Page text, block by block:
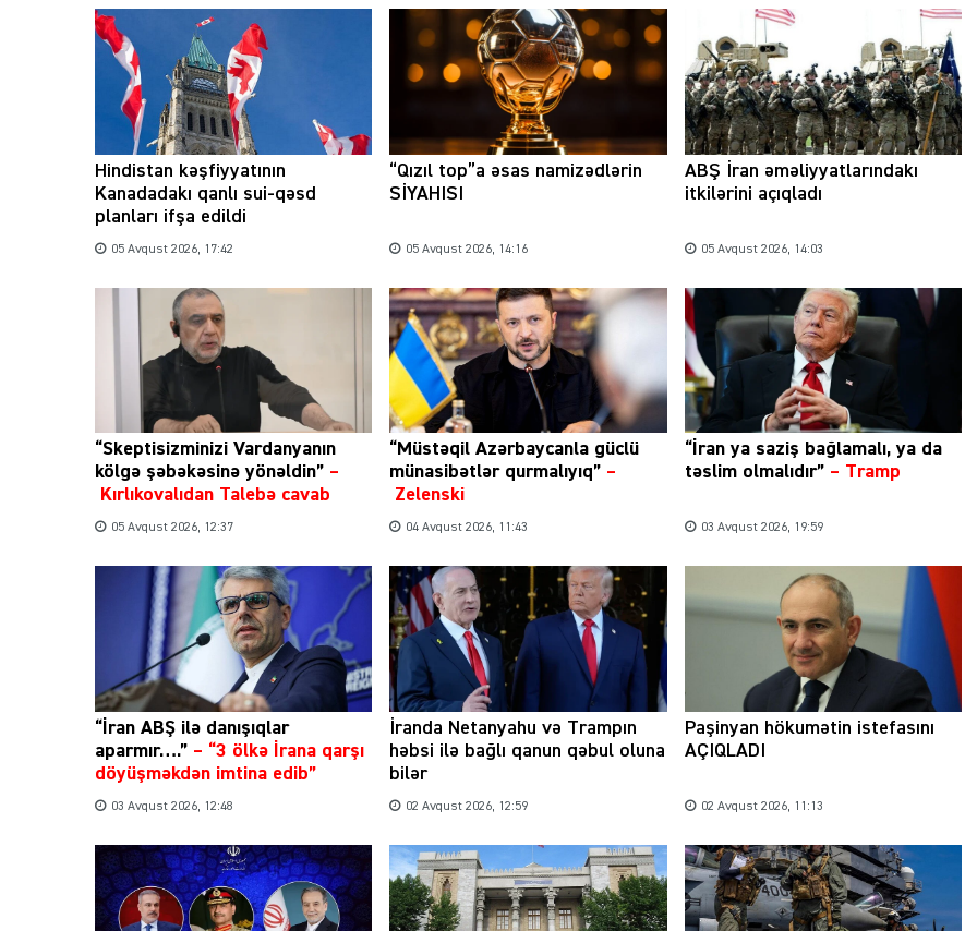
Hindistan kəşfiyyatının
Kanadadakı qanlı sui-qəsd
planları ifşa edildi
05 Avqust 2026, 17:42
“Qızıl top”a əsas namizədlərin
SİYAHISI
05 Avqust 2026, 14:16
ABŞ İran əməliyyatlarındakı
itkilərini açıqladı
05 Avqust 2026, 14:03
“Skeptisizminizi Vardanyanın
kölgə şəbəkəsinə yönəldin” –
Kırlıkovalıdan Talebə cavab
05 Avqust 2026, 12:37
“Müstəqil Azərbaycanla güclü
münasibətlər qurmalıyıq” –
Zelenski
04 Avqust 2026, 11:43
“İran ya saziş bağlamalı, ya da
təslim olmalıdır”– Tramp
03 Avqust 2026, 19:59
“İran ABŞ ilə danışıqlar
aparmır….” – “3 ölkə İrana qarşı
döyüşməkdən imtina edib”
03 Avqust 2026, 12:48
İranda Netanyahu və Trampın
həbsi ilə bağlı qanun qəbul oluna
bilər
02 Avqust 2026, 12:59
Paşinyan hökumətin istefasını
AÇIQLADI
02 Avqust 2026, 11:13
Şəhərsalma ili və qanunsuz tikintilər:
01 İyun 2026, 11:28